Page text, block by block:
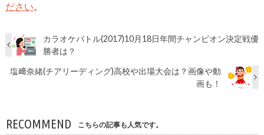
ださい。
カラオケバトル(2017)10月18日年間チャンピオン決定戦優
勝者は？
塩﨑奈緒(チアリーディング)高校や出場大会は？画像や動
画も！
RECOMMEND こちらの記事も人気です。